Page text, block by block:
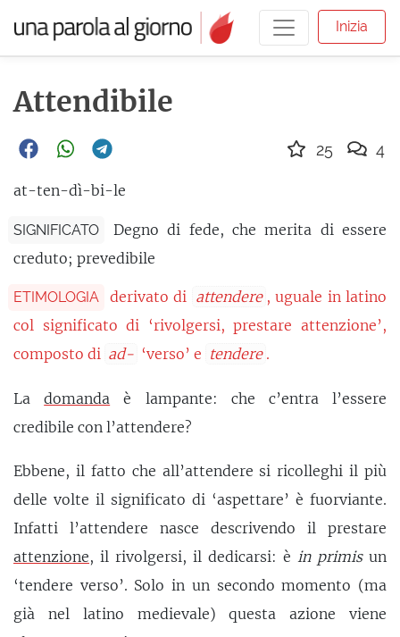
Inizia
Attendibile
at-ten-dì-bi-le
SIGNIFICATO
Degno di fede, che merita di essere
creduto; prevedibile
ETIMOLOGIA derivato di attendere , uguale in latino
col significato di ‘rivolgersi, prestare attenzione’,
composto di ad- ‘verso’ e tendere .
Ladomanda è lampante: che c’entra l’essere
credibile con l’attendere?
Ebbene, il fatto che all’attendere si ricolleghi il più
delle volte il significato di ‘aspettare’ è fuorviante.
Infatti l’attendere nasce descrivendo il prestare
attenzione, il rivolgersi, il dedicarsi: è in primisun
‘tendere verso’. Solo in un secondo momento (ma
già nel latino medievale) questa azione viene
25 4